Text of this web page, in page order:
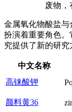
废物，
金属氧化物酸盐与
扮演着重要角色
究提供了新的研究
中文名称
高铼酸钾
颜料黄36